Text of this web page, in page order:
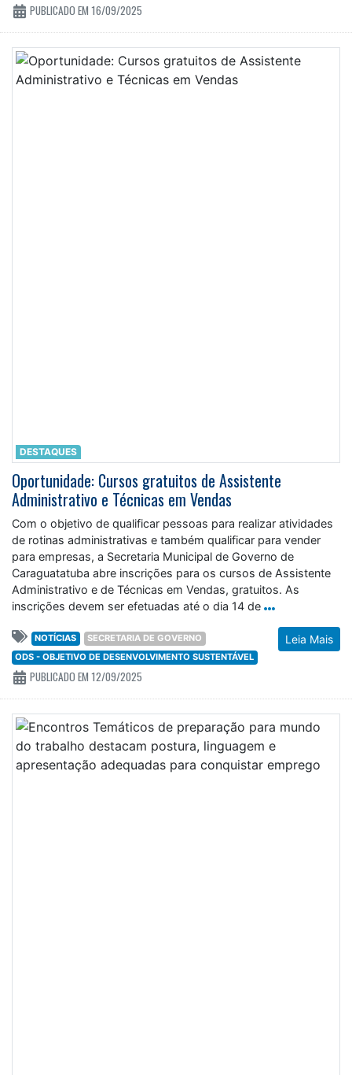
PUBLICADO EM 16/09/2025
DESTAQUES
Oportunidade: Cursos gratuitos de Assistente
Administrativo e Técnicas em Vendas
Com o objetivo de qualificar pessoas para realizar atividades
de rotinas administrativas e também qualificar para vender
para empresas, a Secretaria Municipal de Governo de
Caraguatatuba abre inscrições para os cursos de Assistente
Administrativo e de Técnicas em Vendas, gratuitos. As
inscrições devem ser efetuadas até o dia 14 de
Leia Mais
NOTÍCIAS
SECRETARIA DE GOVERNO
ODS - OBJETIVO DE DESENVOLVIMENTO SUSTENTÁVEL
PUBLICADO EM 12/09/2025